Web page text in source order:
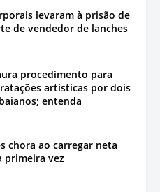
levaram à prisão de
de vendedor de lanches
procedimento para
artísticas por dois
entenda
chora ao carregar neta
primeira vez